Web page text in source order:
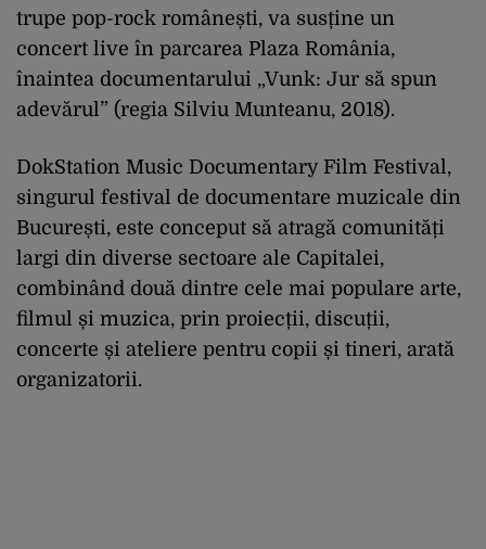
trupe pop-rock românești, va susține un
concert live în parcarea Plaza România,
înaintea documentarului „Vunk: Jur să spun
adevărul” (regia Silviu Munteanu, 2018).
DokStation Music Documentary Film Festival,
singurul festival de documentare muzicale din
București, este conceput să atragă comunități
largi din diverse sectoare ale Capitalei,
combinând două dintre cele mai populare arte,
filmul și muzica, prin proiecții, discuții,
concerte și ateliere pentru copii și tineri, arată
organizatorii.